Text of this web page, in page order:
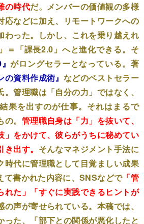
の時代だ。メンバーの価値観の多様
応などに加え、リモートワークへの
わった。しかし、これを乗り越えれ
＝「課長2.0」へと進化できる。そ
』がロングセラーとなっている。著
の資料作成術』 などのベストセラー
管理職は「自分の力」ではなく、
果を出すのが仕事。それはまるで
。 管理職自身は「力」を抜いて、
」をかけて、彼らがうちに秘めてい
出す。 そんなマネジメント手法に
時代に管理職として目覚ましい成果
て書かれた内容に、SNSなどで「管
れた」「すぐに実践できるヒントが
の声が寄せられている。本稿では、
った、「部下との関係が悪化したと